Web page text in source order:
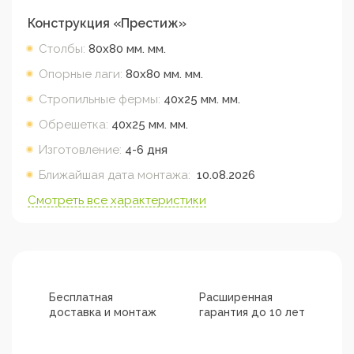
Конструкция «Престиж»
Столбы: 80х80 мм. мм.
Опорные лаги: 80х80 мм. мм.
Стропильные фермы: 40х25 мм. мм.
Обрешетка: 40х25 мм. мм.
Изготовление: 4-6 дня
Ближайшая дата монтажа: 10.08.2026
Смотреть все характеристики
Бесплатная
доставка и монтаж
Расширенная
гарантия до 10 лет